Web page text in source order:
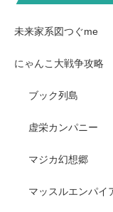
未来家系図つぐme
にゃんこ大戦争攻略
ブック列島
虚栄カンパニー
マジカ幻想郷
マッスルエンパイ